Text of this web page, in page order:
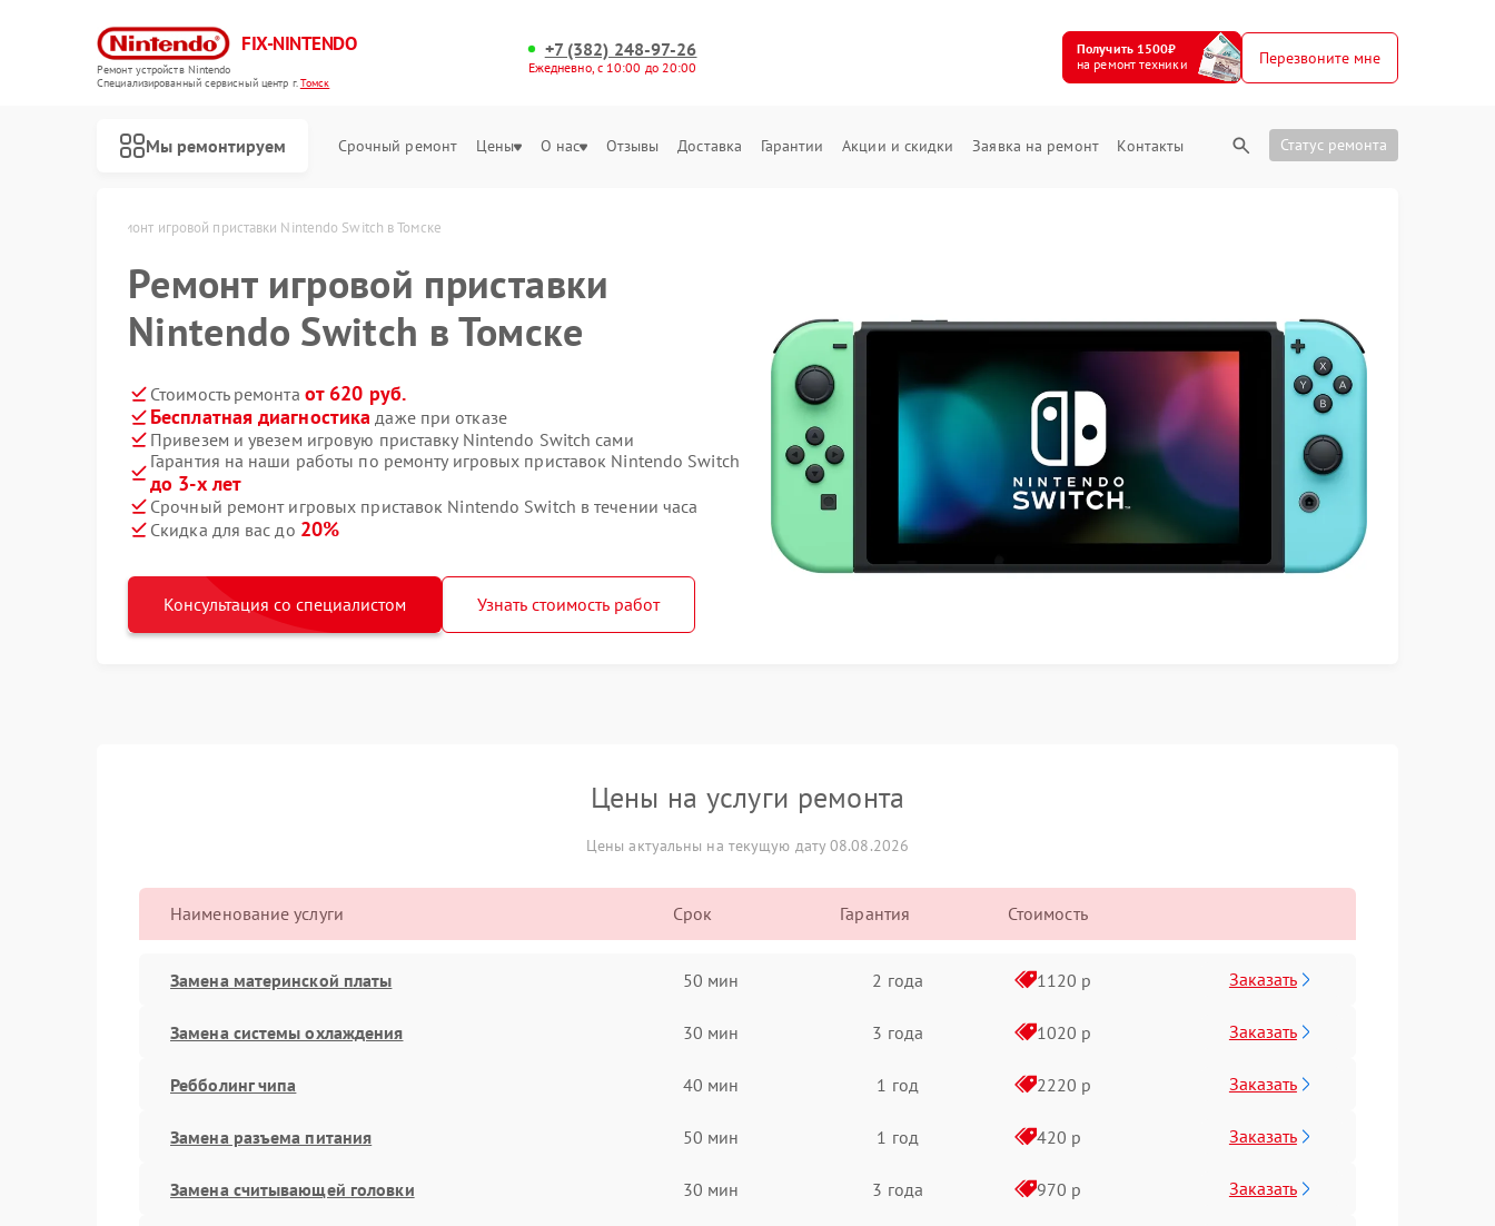
FIX-NINTENDO
Ремонт устройств Nintendo
Специализированный cервисный центр г.Томск
+7 (382) 248-97-26
Ежедневно, с 10:00 до 20:00
Получить 1500₽
на ремонт техники
Перезвоните мне
Мы ремонтируем Срочный ремонт Цены О нас Отзывы Доставка Гарантии Акции и скидки Заявка на ремонт Контакты Статус ремонта
Ремонт игровой приставки Nintendo Switch в Томске
Ремонт игровой приставки
Nintendo Switch в Томске
Стоимость ремонта от 620 руб.
Бесплатная диагностика даже при отказе
Привезем и увезем игровую приставку Nintendo Switch сами
Гарантия на наши работы по ремонту игровых приставок Nintendo Switch
до 3-х лет
Срочный ремонт игровых приставок Nintendo Switch в течении часа
Скидка для вас до 20%
Консультация со специалистом Узнать стоимость работ
Цены на услуги ремонта
Цены актуальны на текущую дату 08.08.2026
Наименование услуги Срок Гарантия Стоимость
Замена материнской платы 50 мин 2 года 1120 р Заказать
Замена системы охлаждения 30 мин 3 года 1020 р Заказать
Ребболинг чипа 40 мин 1 год 2220 р Заказать
Замена разъема питания 50 мин 1 год 420 р Заказать
Замена считывающей головки 30 мин 3 года 970 р Заказать